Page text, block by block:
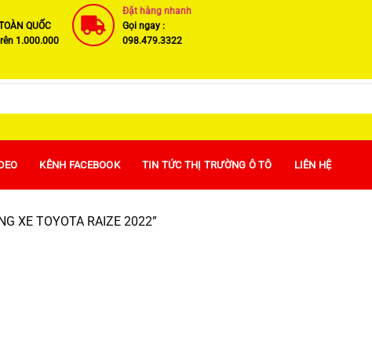
QUỐC
1.000.000
Đặt hàng nhanh
Gọi ngay :
098.479.3322
KÊNH FACEBOOK TIN TỨC THỊ TRƯỜNG Ô TÔ LIÊN HỆ
XE TOYOTA RAIZE 2022”